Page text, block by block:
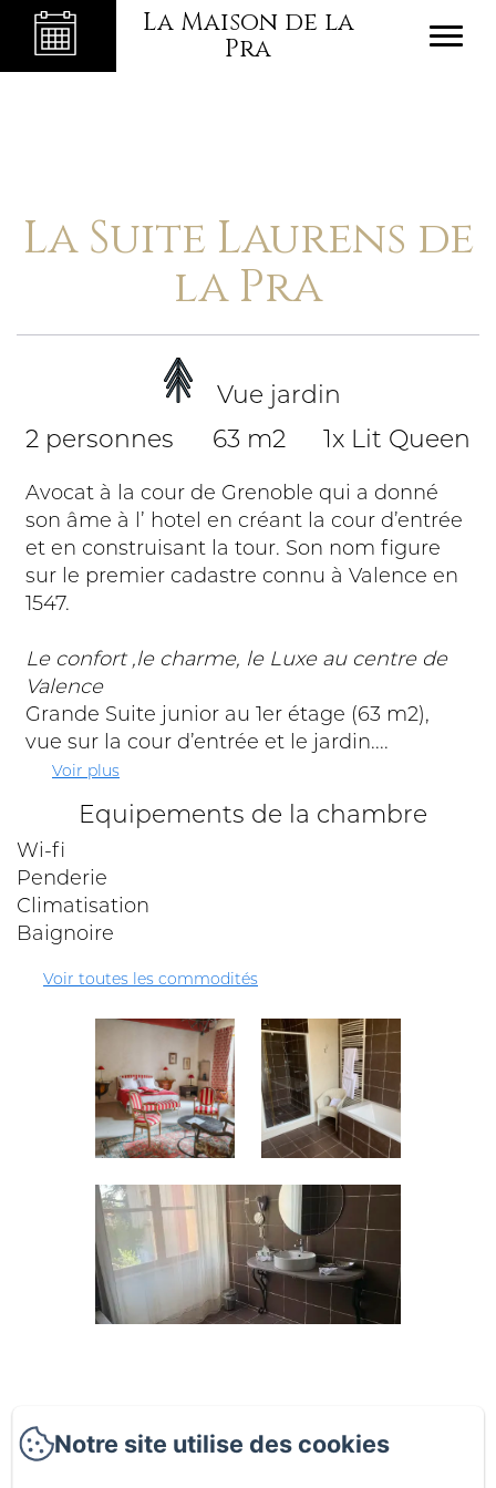
La Maison de la
Pra
La Suite Laurens de
la Pra
Vue jardin
2 personnes
63 m2 1x Lit Queen
Avocat à la cour de Grenoble qui a donné
son âme à l’ hotel en créant la cour d’entrée
et en construisant la tour. Son nom figure
sur le premier cadastre connu à Valence en
1547.
Le confort ,le charme, le Luxe au centre de
Valence
Grande Suite junior au 1er étage (63 m2),
vue sur la cour d’entrée et le jardin....
Voir plus
Equipements de la chambre
Wi-fi
Penderie
Climatisation
Baignoire
Voir toutes les commodités
La Maison de la Pra
Notre site utilise des cookies